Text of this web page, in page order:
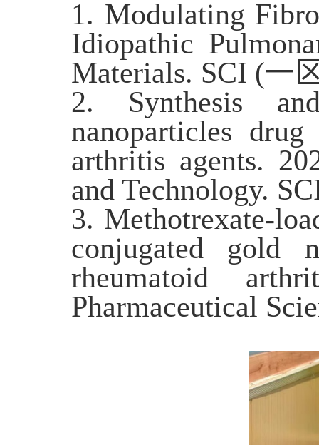
1. Modulating
Idiopathic
Materials. SCI (一
2. Synthesis
nanoparticles
arthritis agents.
and Technology.
3. Methotrexate-
conjugated gold
rheumatoid
Pharmaceutical